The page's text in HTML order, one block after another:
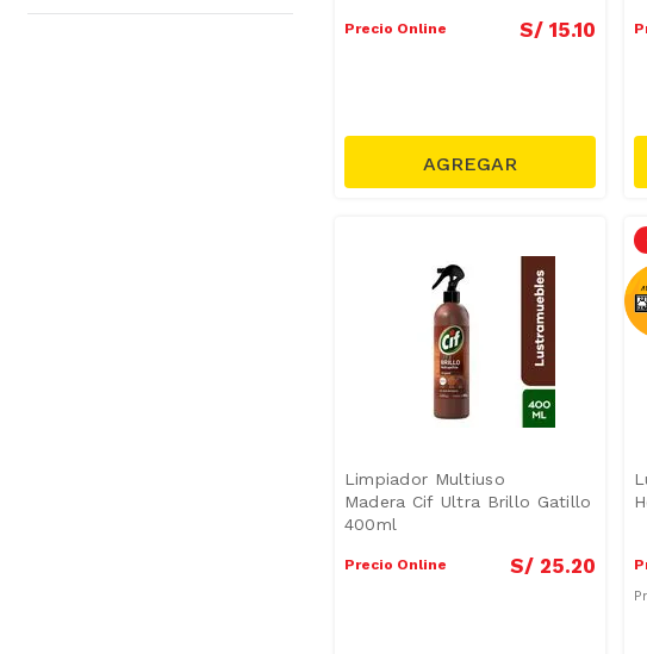
Toallitas de Cloro (1) Precio Online S/ 15.10
Limpiador Multiuso
Madera Cif Ultra Brillo Gatillo
400ml
Precio Online S/ 25.20